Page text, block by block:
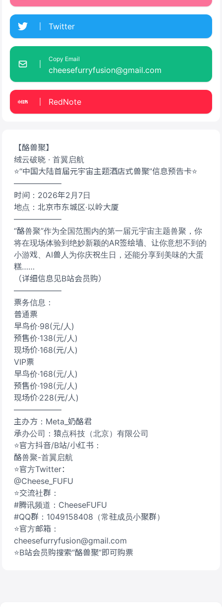
【酪兽聚】
绒云破晓 · 首翼启航
⭐“中国大陆首届元宇宙主题酒店式兽聚”信息预告卡⭐
——————
时间：2026年2月7日
地点：北京市东城区·以岭大厦
——————
“酪兽聚”作为全国范围内的第一届元宇宙主题兽聚，你
将在现场体验到绝妙新颖的AR签绘墙、让你意想不到的
小游戏、AI兽人为你庆祝生日，还能分享到美味的大蛋
糕……
（详细信息见B站会员购）
——————
票务信息：
普通票
早鸟价·98(元/人)
预售价·138(元/人)
现场价·168(元/人)
VIP票
早鸟价·168(元/人)
预售价·198(元/人)
现场价·228(元/人)
——————
主办方：Meta_奶酪君
承办公司：猿点科技（北京）有限公司
⭐官方抖音/B站/小红书：
酪兽聚-首翼启航
⭐官方Twitter：
@Cheese_FUFU
⭐交流社群：
#腾讯频道：CheeseFUFU
#QQ群：1049158408（常驻成员小聚群）
⭐官方邮箱：
cheesefurryfusion@gmail.com
⭐B站会员购搜索“酪兽聚”即可购票
Twitter
Copy Email
cheesefurryfusion@gmail.com
RedNote